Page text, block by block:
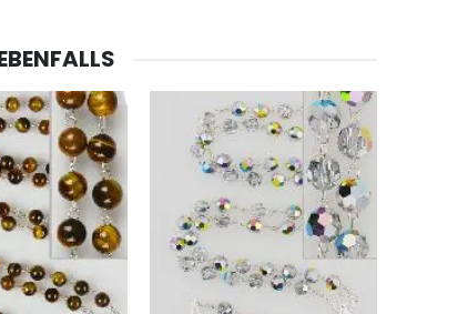
-20%
Lourdes Wasser 1 Liter
€24.90 €19.92